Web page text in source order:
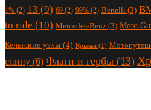
1% (2) 13 (9) 69 (2) 99% (2) Benelli (3)
to ride (10) Mercedes-Benz (3) Moto
Кельтские узлы (4) Крылья (1)
спину (6) Флаги и гербы (13)